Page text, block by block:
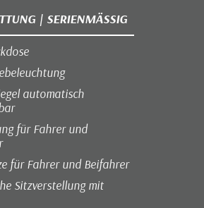
| SERIENMÄSSIG
automatisch
für Fahrer und
für Fahrer und Beifahrer
Sitzverstellung mit